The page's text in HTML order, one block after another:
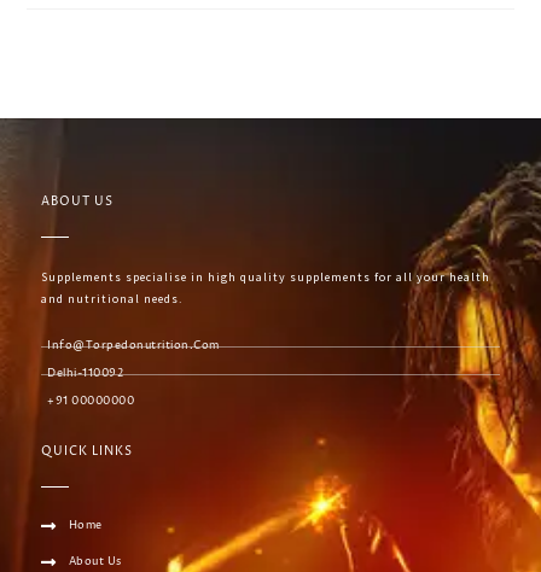
ABOUT US
Supplements specialise in high quality supplements for all your health
and nutritional needs.
Info@torpedonutrition.com
Delhi-110092
+91 00000000
QUICK LINKS
Home
About Us